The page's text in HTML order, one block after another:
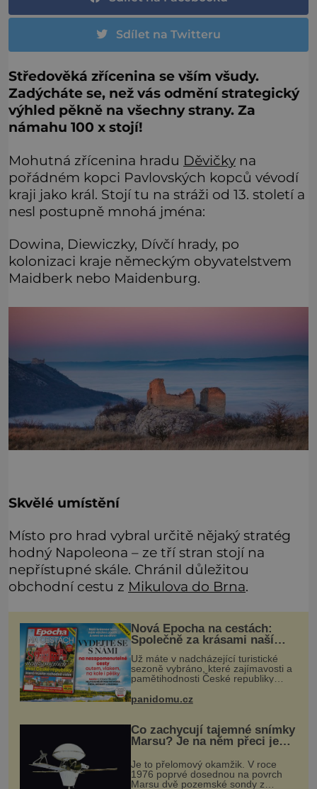
Sdílet na Twitteru
Středověká zřícenina se vším všudy.
Zadýcháte se, než vás odmění strategický
výhled pěkně na všechny strany. Za
námahu 100 x stojí!
Mohutná zřícenina hradu Děvičky na
pořádném kopci Pavlovských kopců vévodí
kraji jako král. Stojí tu na stráži od 13. století a
nesl postupně mnohá jména:
Dowina, Diewiczky, Dívčí hrady, po
kolonizaci kraje německým obyvatelstvem
Maidberk nebo Maidenburg.
Skvělé umístění
Místo pro hrad vybral určitě nějaký stratég
hodný Napoleona – ze tří stran stojí na
nepřístupné skále. Chránil důležitou
obchodní cestu z Mikulova do Brna.
Nová Epocha na cestách:
Společně za krásami naší
vlasti
Už máte v nadcházející turistické
sezoně vybráno, které zajímavosti a
pamětihodnosti České republiky
navštívíte? V prodeji je právě nové
číslo Epochy na cestách, které vám
při rozhodování určitě pomůž
panidomu.cz
Co zachycují tajemné snímky
Marsu? Je na něm přeci jen
Je to přelomový okamžik. V roce
1976 poprvé dosednou na povrch
Marsu dvě pozemské sondy z